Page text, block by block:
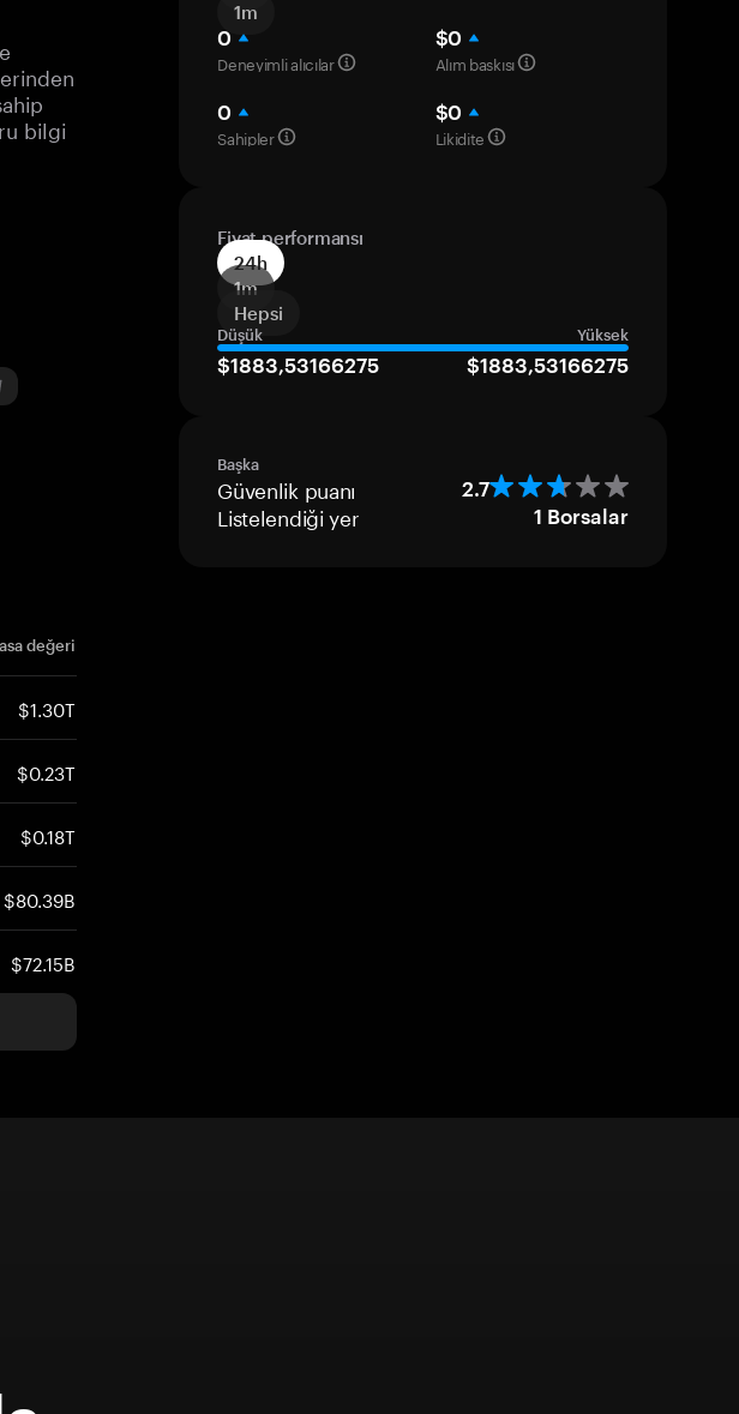
bilgi
1m
0
Deneyimli alıcılar
$0
Alım baskısı
0
Sahipler
$0
Likidite
Fiyat performansı
24h
1m
Hepsi
Düşük Yüksek
$1883,53166275 $1883,53166275
Başka
Güvenlik puanı 2.7
Listelendiği yer 1 Borsalar
değeri
$1.30T
$0.23T
$0.18T
$80.39B
$72.15B